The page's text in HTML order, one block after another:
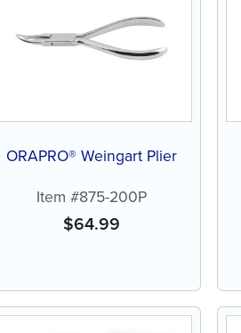
ORAPRO® Weingart Plier
Item #875-200P
$64.99